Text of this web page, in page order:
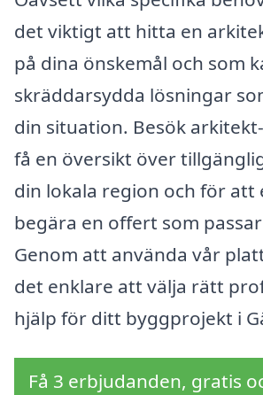
det viktigt att hitta en
på dina önskemål och som
skräddarsydda lösningar
din situation. Besök
få en översikt över
din lokala region och för att
begära en offert som
Genom att använda vår
det enklare att välja rätt
hjälp för ditt byggprojekt i
Få 3 erbjudanden, gratis